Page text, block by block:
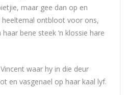
maar gee dan op en
ontbloot voor ons,
bene steek ‘n klossie hare
waar hy in die deur
en vasgenael op haar kaal lyf.